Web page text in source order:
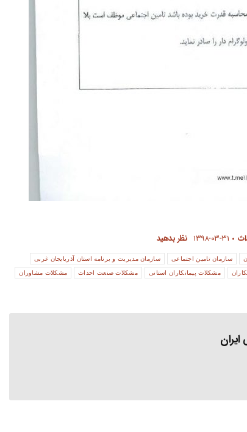
۱۳۹۸-۰۳-۳۱ نظر بدهید
سازمان تامین اجتماعی سازمان مدیریت و برنامه استان آذربایجان غربی
مشکلات پیمانکاران استانی مشکلات صنعت احداث مشکلات مشاوران